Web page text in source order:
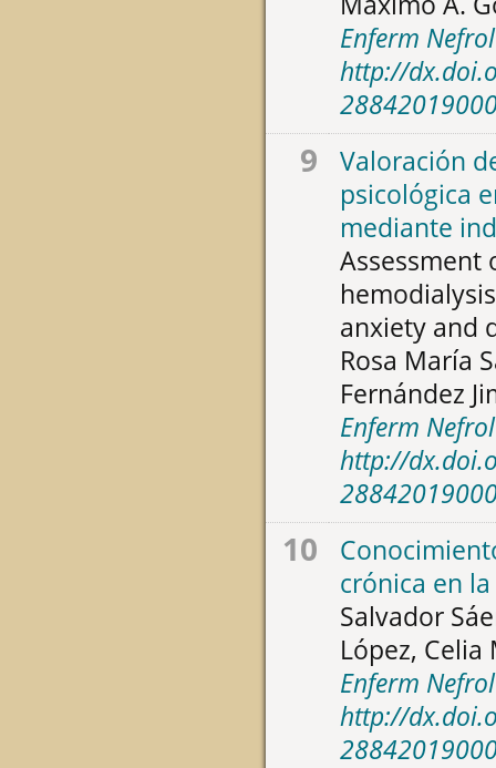
Enferm
http://
9
Valoración
psicológica
mediante
Assessment
anxiety and
Rosa María
Fernández
Enferm
http://
10
crónica en
Salvador
López, Celia
Enferm
http://